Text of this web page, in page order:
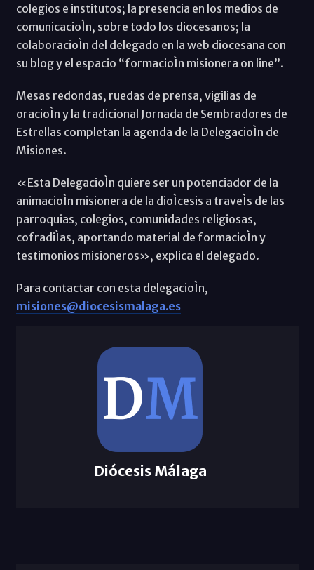
colegios e institutos; la presencia en los medios de
comunicacioÌn, sobre todo los diocesanos; la
colaboracioÌn del delegado en la web diocesana con
su blog y el espacio “formacioÌn misionera on line”.
Mesas redondas, ruedas de prensa, vigilias de
oracioÌn y la tradicional Jornada de Sembradores de
Estrellas completan la agenda de la DelegacioÌn de
Misiones.
«Esta DelegacioÌn quiere ser un potenciador de la
animacioÌn misionera de la dioÌcesis a traveÌs de las
parroquias, colegios, comunidades religiosas,
cofradiÌas, aportando material de formacioÌn y
testimonios misioneros», explica el delegado.
Para contactar con esta delegacioÌn,
misiones@diocesismalaga.es
Diócesis Málaga